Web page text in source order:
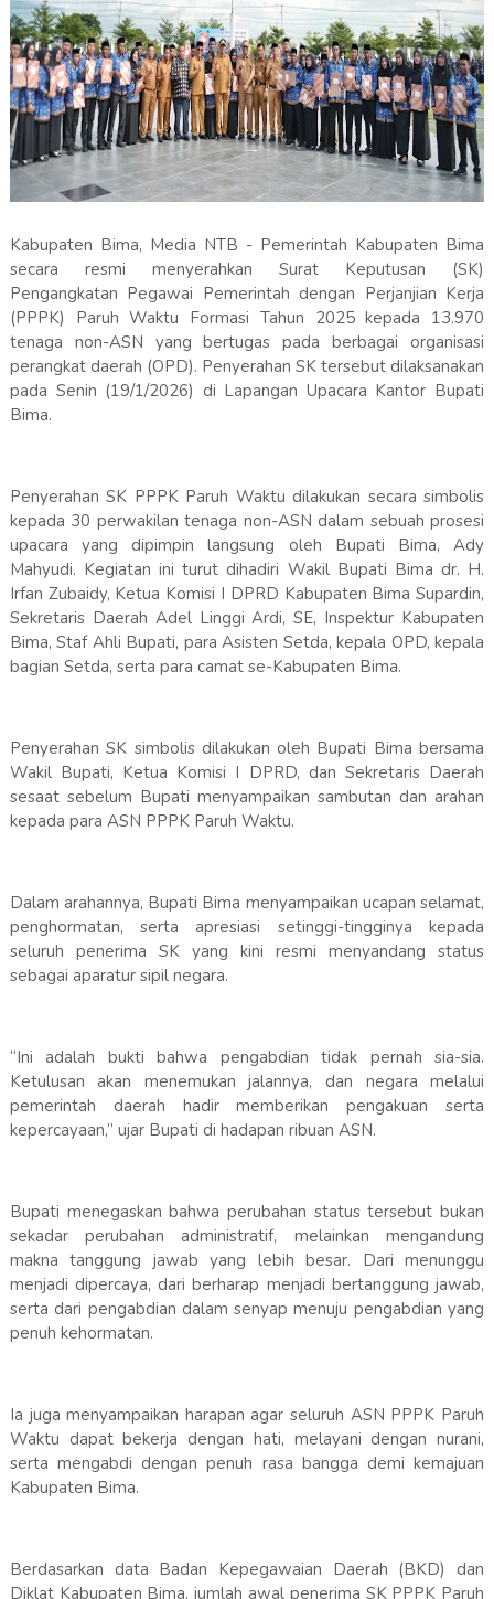
Kabupaten Bima, Media NTB - Pemerintah Kabupaten Bima
secara resmi menyerahkan Surat Keputusan (SK)
Pengangkatan Pegawai Pemerintah dengan Perjanjian Kerja
(PPPK) Paruh Waktu Formasi Tahun 2025 kepada 13.970
tenaga non-ASN yang bertugas pada berbagai organisasi
perangkat daerah (OPD). Penyerahan SK tersebut dilaksanakan
pada Senin (19/1/2026) di Lapangan Upacara Kantor Bupati
Bima.
Penyerahan SK PPPK Paruh Waktu dilakukan secara simbolis
kepada 30 perwakilan tenaga non-ASN dalam sebuah prosesi
upacara yang dipimpin langsung oleh Bupati Bima, Ady
Mahyudi. Kegiatan ini turut dihadiri Wakil Bupati Bima dr. H.
Irfan Zubaidy, Ketua Komisi I DPRD Kabupaten Bima Supardin,
Sekretaris Daerah Adel Linggi Ardi, SE, Inspektur Kabupaten
Bima, Staf Ahli Bupati, para Asisten Setda, kepala OPD, kepala
bagian Setda, serta para camat se-Kabupaten Bima.
Penyerahan SK simbolis dilakukan oleh Bupati Bima bersama
Wakil Bupati, Ketua Komisi I DPRD, dan Sekretaris Daerah
sesaat sebelum Bupati menyampaikan sambutan dan arahan
kepada para ASN PPPK Paruh Waktu.
Dalam arahannya, Bupati Bima menyampaikan ucapan selamat,
penghormatan, serta apresiasi setinggi-tingginya kepada
seluruh penerima SK yang kini resmi menyandang status
sebagai aparatur sipil negara.
“Ini adalah bukti bahwa pengabdian tidak pernah sia-sia.
Ketulusan akan menemukan jalannya, dan negara melalui
pemerintah daerah hadir memberikan pengakuan serta
kepercayaan,” ujar Bupati di hadapan ribuan ASN.
Bupati menegaskan bahwa perubahan status tersebut bukan
sekadar perubahan administratif, melainkan mengandung
makna tanggung jawab yang lebih besar. Dari menunggu
menjadi dipercaya, dari berharap menjadi bertanggung jawab,
serta dari pengabdian dalam senyap menuju pengabdian yang
penuh kehormatan.
Ia juga menyampaikan harapan agar seluruh ASN PPPK Paruh
Waktu dapat bekerja dengan hati, melayani dengan nurani,
serta mengabdi dengan penuh rasa bangga demi kemajuan
Kabupaten Bima.
Berdasarkan data Badan Kepegawaian Daerah (BKD) dan
Diklat Kabupaten Bima, jumlah awal penerima SK PPPK Paruh